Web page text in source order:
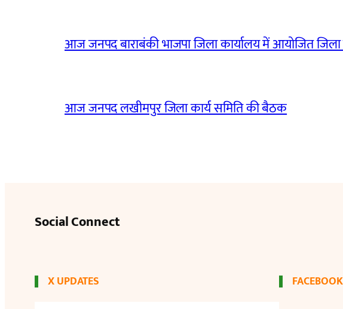
आज जनपद बाराबंकी भाजपा जिला कार्यालय में आयोजित
आज जनपद लखीमपुर जिला कार्य समिति की बैठक
Social Connect
X UPDATES